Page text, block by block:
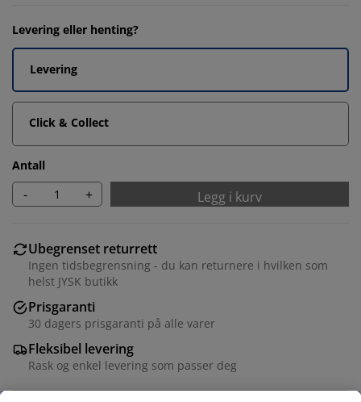
Levering eller henting?
Levering
Click & Collect
Antall
- + Legg i kurv
Ubegrenset returrett
Ingen tidsbegrensning - du kan returnere i hvilken som
helst JYSK butikk
Prisgaranti
30 dagers prisgaranti på alle varer
Fleksibel levering
Rask og enkel levering som passer deg